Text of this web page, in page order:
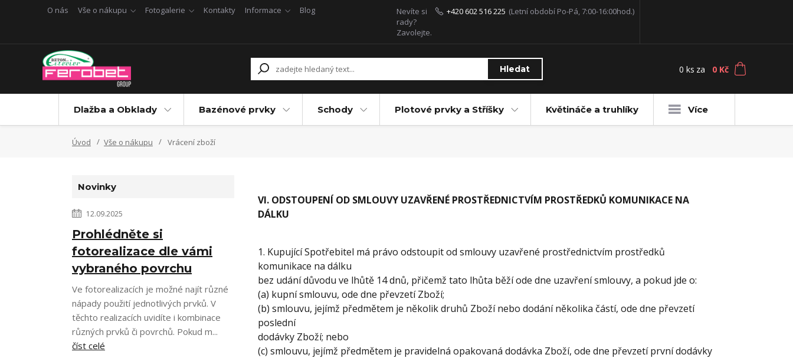
O nás Vše o nákupu Fotogalerie Kontakty Informace Blog
Hledat
Nevíte si
rady?
Zavolejte.
+420 602 516 225 (Letní období Po-Pá, 7:00-16:00hod.)
0 ks za 0 Kč
Dlažba a Obklady Bazénové prvky Schody Plotové prvky a Stříšky Květináče a truhlíky Více
Úvod Vše o nákupu Vrácení zboží
Novinky
12.09.2025
Prohlédněte si
fotorealizace dle vámi
vybraného povrchu
Ve fotorealizacích je možné najít různé
nápady použití jednotlivých prvků. V
těchto realizacích uvidíte i kombinace
různých prvků či povrchů. Pokud m...
číst celé
VI. ODSTOUPENÍ OD SMLOUVY UZAVŘENÉ PROSTŘEDNICTVÍM PROSTŘEDKŮ KOMUNIKACE NA
DÁLKU
1. Kupující Spotřebitel má právo odstoupit od smlouvy uzavřené prostřednictvím prostředků
komunikace na dálku
bez udání důvodu ve lhůtě 14 dnů, přičemž tato lhůta běží ode dne uzavření smlouvy, a pokud jde o:
(a) kupní smlouvu, ode dne převzetí Zboží;
(b) smlouvu, jejímž předmětem je několik druhů Zboží nebo dodání několika částí, ode dne převzetí
poslední
dodávky Zboží; nebo
(c) smlouvu, jejímž předmětem je pravidelná opakovaná dodávka Zboží, ode dne převzetí první dodávky